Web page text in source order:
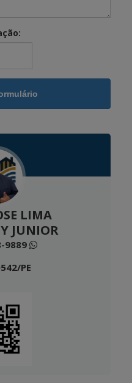
LIMA
JUNIOR
9889
PE